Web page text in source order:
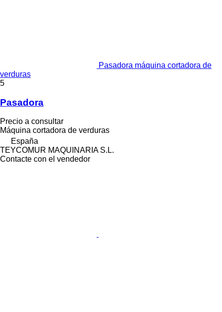
Pasadora máquina cortadora de
verduras
5
Pasadora
Precio a consultar
Máquina cortadora de verduras
España
TEYCOMUR MAQUINARIA S.L.
Contacte con el vendedor